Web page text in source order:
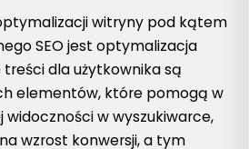
witryny pod kątem
SEO jest optymalizacja
dla użytkownika są
elementów, które pomogą w
widoczności w wyszukiwarce,
wzrost konwersji, a tym